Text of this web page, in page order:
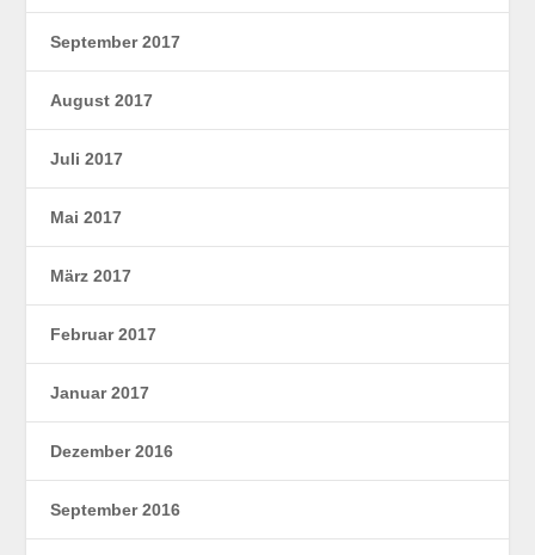
September 2017
August 2017
Juli 2017
Mai 2017
März 2017
Februar 2017
Januar 2017
Dezember 2016
September 2016